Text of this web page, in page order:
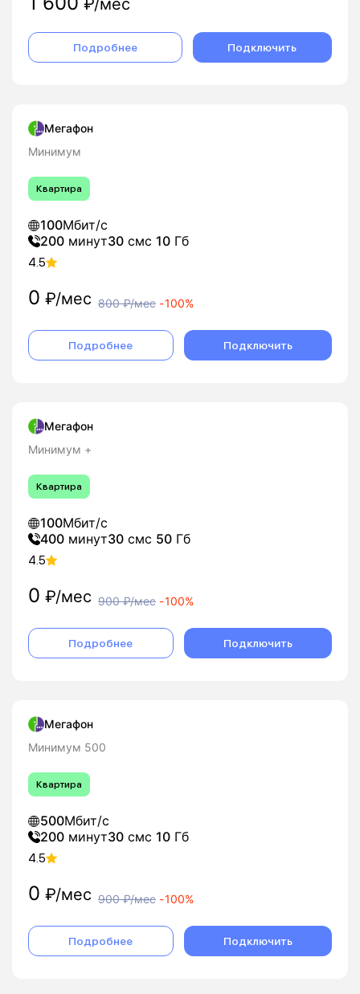
₽/мес
Подробнее Подключить
Мегафон
Минимум
Квартира
100Мбит/с
200 минут30 смс 10 Гб
4.5
0 ₽/мес 800₽/мес -100%
Подробнее Подключить
Мегафон
Минимум +
Квартира
100Мбит/с
400 минут30 смс 50 Гб
4.5
0 ₽/мес 900₽/мес -100%
Подробнее Подключить
Мегафон
Минимум 500
Квартира
500Мбит/с
200 минут30 смс 10 Гб
4.5
0 ₽/мес 900₽/мес -100%
Подробнее Подключить